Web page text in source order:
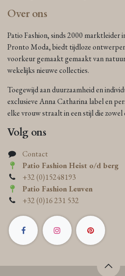
Over ons
Patio Fashion, sinds 2000 marktleider
Pronto Moda, biedt tijdloze
voorkeur gemaakt gemaakt van
wekelijks nieuwe collecties.
Toegewijd aan duurzaamheid en
exclusieve Anna Catharina label en
elke vrouw straalt in een stijl die zowel
Volg ons
Contact
Patio Fashion Heist o/d berg
+32 (0)15248193
Patio Fashion Leuven
+32 (0)16 231 532